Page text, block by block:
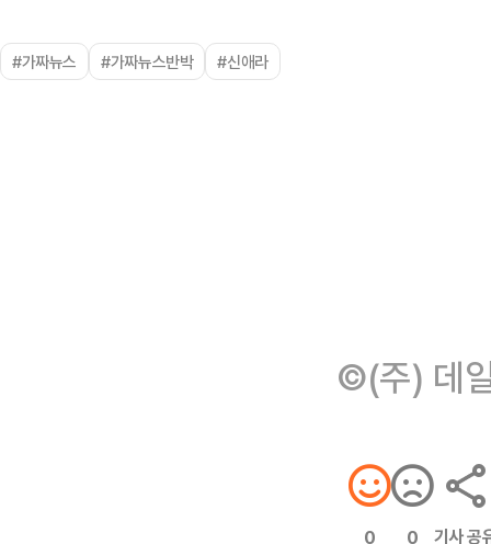
#가짜뉴스 #가짜뉴스반박 #신애라
©(주) 데
0 0 기사 공